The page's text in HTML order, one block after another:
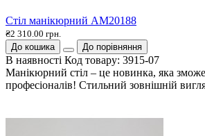
Стіл манікюрний AM20188
₴2 310.00 грн.
До кошика
До порівняння
В наявності Код товару: 3915-07
Манікюрний стіл – це новинка, яка
професіоналів! Стильний зовнішній